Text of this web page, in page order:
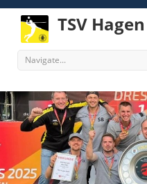
TSV
Navigate...